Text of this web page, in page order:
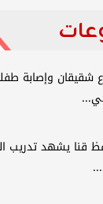
شقيقان وإصابة
قنا يشهد تدريب